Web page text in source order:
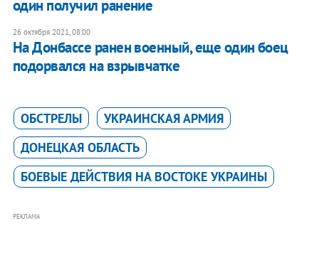
один получил ранение
26 октября 2021, 08:00
На Донбассе ранен военный, еще один боец
подорвался на взрывчатке
ОБСТРЕЛЫ
УКРАИНСКАЯ АРМИЯ
ДОНЕЦКАЯ ОБЛАСТЬ
БОЕВЫЕ ДЕЙСТВИЯ НА ВОСТОКЕ УКРАИНЫ
РЕКЛАМА